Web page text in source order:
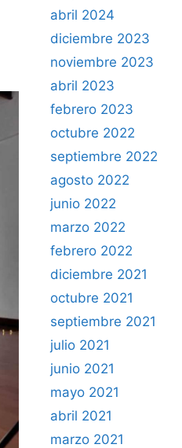
abril 2024
diciembre 2023
noviembre 2023
abril 2023
febrero 2023
octubre 2022
septiembre 2022
agosto 2022
junio 2022
marzo 2022
febrero 2022
diciembre 2021
octubre 2021
septiembre 2021
julio 2021
junio 2021
mayo 2021
abril 2021
marzo 2021